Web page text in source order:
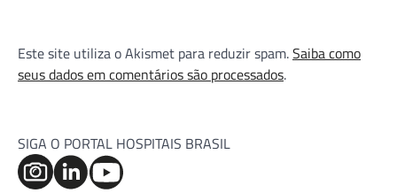
Este site utiliza o Akismet para reduzir spam.Saiba como
seus dados em comentários são processados.
SIGA O PORTAL HOSPITAIS BRASIL